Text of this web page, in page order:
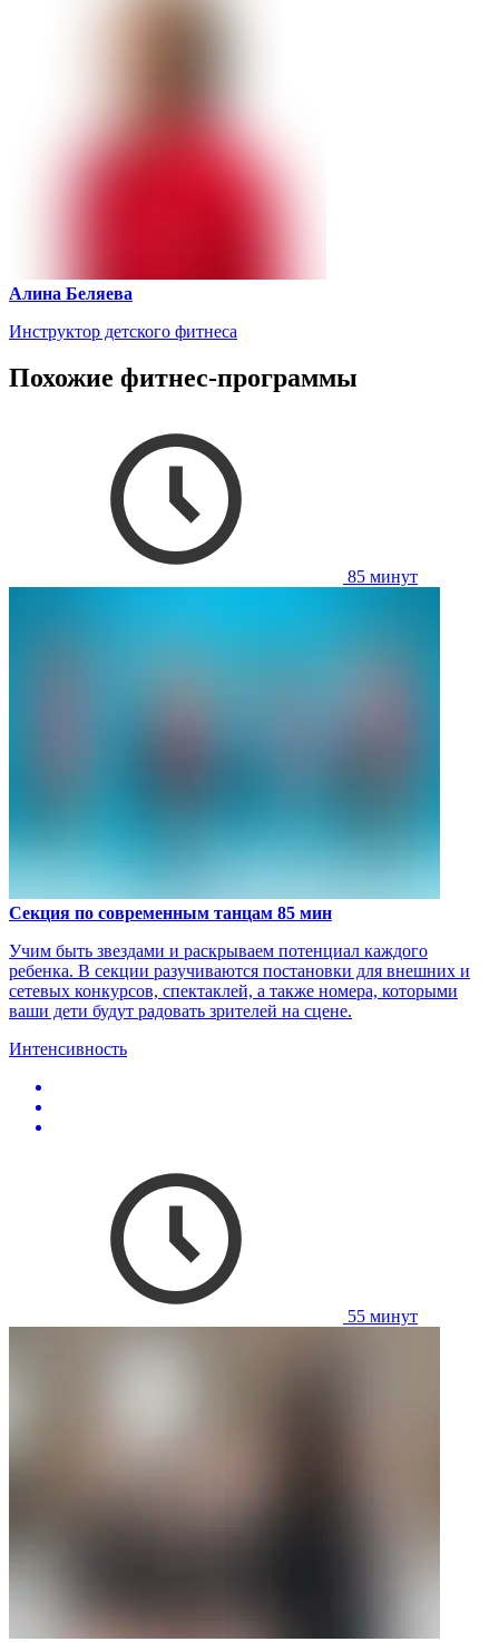
Алина Беляева
Инструктор детского фитнеса
Похожие фитнес-программы
85 минут
Секция по современным танцам 85 мин
Учим быть звездами и раскрываем потенциал каждого
ребенка. В секции разучиваются постановки для внешних и
сетевых конкурсов, спектаклей, а также номера, которыми
ваши дети будут радовать зрителей на сцене.
Интенсивность
55 минут